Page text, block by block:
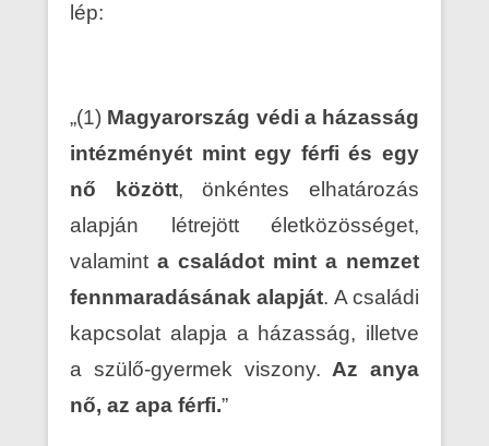
lép:
„(1) Magyarország védi a házasság
intézményét mint egy férfi és egy
nő között, önkéntes elhatározás
alapján létrejött életközösséget,
valamint a családot mint a nemzet
fennmaradásának alapját. A családi
kapcsolat alapja a házasság, illetve
a szülő-gyermek viszony. Az anya
nő, az apa férfi.”